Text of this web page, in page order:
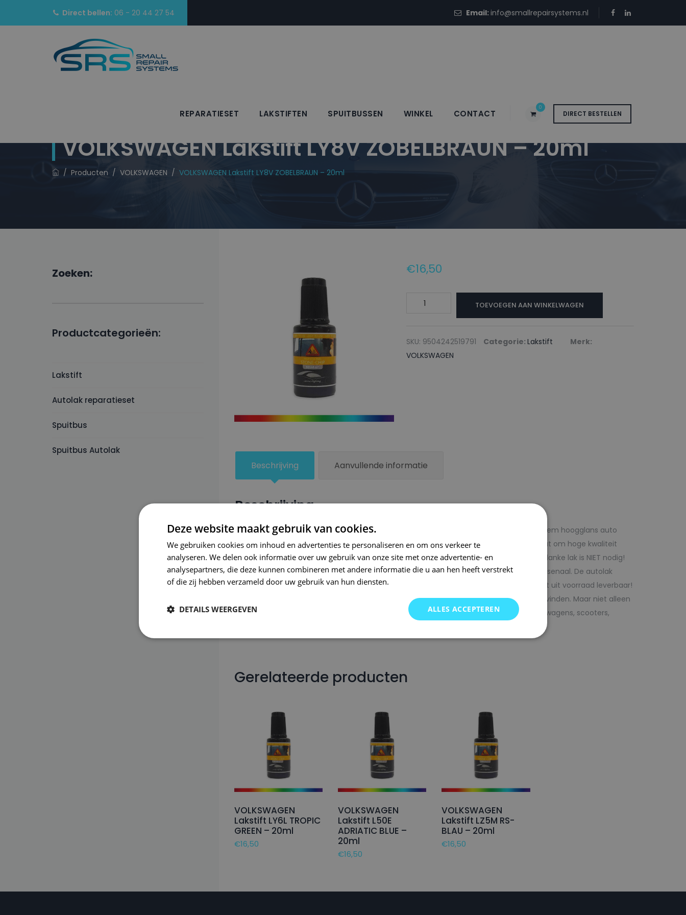
Direct bellen: 06 - 20 44 27 54 Email:info@smallrepairsystems.nl
DIRECT BESTELLEN
0
REPARATIESET LAKSTIFTEN SPUITBUSSEN WINKEL CONTACT
VOLKSWAGEN Lakstift LY8V ZOBELBRAUN – 20ml
/ Producten / VOLKSWAGEN / VOLKSWAGEN Lakstift LY8V ZOBELBRAUN – 20ml
€16,50
VOLKSWAGEN
ZOBELBRAUN
-
TOEVOEGEN AAN WINKELWAGEN
SKU: 9504242519791 Categorie: Lakstift
Merk:
VOLKSWAGEN
Beschrijving Aanvullende informatie
Beschrijving
Een kleiner beschadigd oppervlak van je auto behandel je zelf voordelig met 1laag systeem hoogglans auto
lakstiften van Small Repair Systems. Bij SRS bent u aan het juiste adres wanneer het gaat om hoge kwaliteit
auto lakstiften. Onze auto lakstiften zijn snel drogend en makkelijk te verwerken. Extra blanke lak is NIET nodig!
Wij hebben een gigantisch assortiment met oneindig veel kleurencombinaties in ons arsenaal. De autolak
wordt op kleurcode of kleurnaam gemaakt en is afgevuld met professionele verf. Direct uit voorraad leverbaar!
Om deze reden garanderen wij dat u altijd de gewenste kleur voor uw auto bij SRS kunt vinden. Maar niet alleen
voor auto’s.. Met onze A-kwaliteit auto lakstiften kunt u ook bij ons terecht voor bedrijfswagens, scooters,
Gerelateerde producten
VOLKSWAGEN
Lakstift LY6L TROPIC
GREEN – 20ml
€16,50
VOLKSWAGEN
Lakstift L50E
ADRIATIC BLUE –
20ml
€16,50
VOLKSWAGEN
Lakstift LZ5M RS-
BLAU – 20ml
€16,50
Zoeken:
Productcategorieën:
Lakstift
Autolak reparatieset
Spuitbus
Spuitbus Autolak
Deze website maakt gebruik van cookies.
We gebruiken cookies om inhoud en advertenties te personaliseren en om ons verkeer te
analyseren. We delen ook informatie over uw gebruik van onze site met onze advertentie- en
analysepartners, die deze kunnen combineren met andere informatie die u aan hen heeft verstrekt
of die zij hebben verzameld door uw gebruik van hun diensten.
ALLES ACCEPTEREN
DETAILS WEERGEVEN